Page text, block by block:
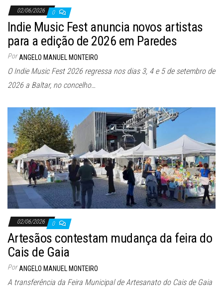
02/06/2026 0
Indie Music Fest anuncia novos artistas
para a edição de 2026 em Paredes
Por ANGELO MANUEL MONTEIRO
O Indie Music Fest 2026 regressa nos dias 3, 4 e 5 de setembro de
2026 a Baltar, no concelho…
02/06/2026 0
Artesãos contestam mudança da feira do
Cais de Gaia
Por ANGELO MANUEL MONTEIRO
A transferência da Feira Municipal de Artesanato do Cais de Gaia